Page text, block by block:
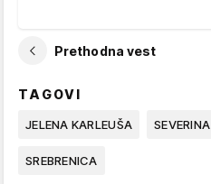
Prethodna vest
TAGOVI
JELENA KARLEUŠA SEVERINA
SREBRENICA